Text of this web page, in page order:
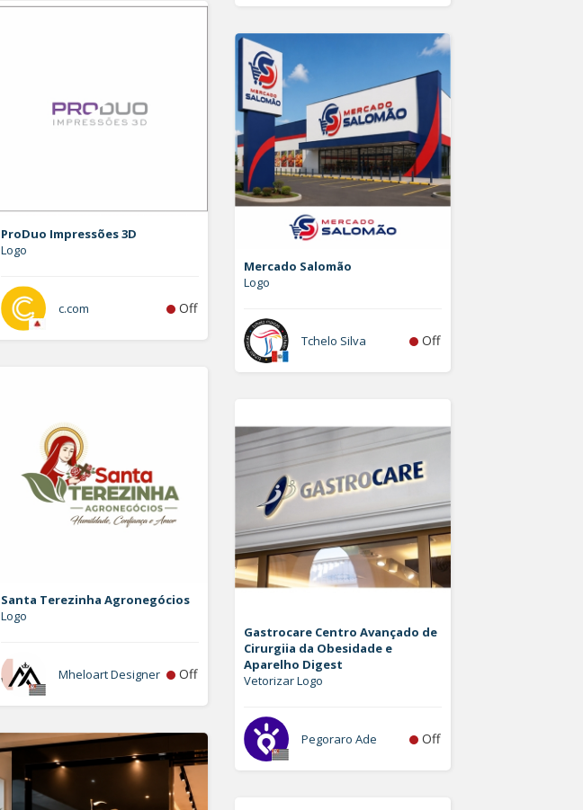
ProDuo Impressões 3D
Logo
c.com Off
Mercado Salomão
Logo
Tchelo Silva Off
Santa Terezinha Agronegócios
Logo
Mheloart Designer Off
Gastrocare Centro Avançado de
Cirurgiia da Obesidade e
Aparelho Digest
Vetorizar Logo
Pegoraro Ade Off